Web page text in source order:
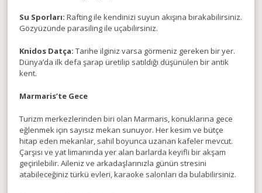
Su Sporları: Rafting ile kendinizi suyun akışına bırakabilirsiniz.
Gözyüzünde parasiling ile uçabilirsiniz.
Knidos Datça: Tarihe ilginiz varsa görmeniz gereken bir yer.
Dünya’da ilk defa şarap üretilip satıldığı düşünülen bir antik
kent.
Marmaris’te Gece
Turizm merkezlerinden biri olan Marmaris, konuklarına gece
eğlenmek için sayısız mekan sunuyor. Her kesim ve bütçe
hitap eden mekanlar, sahil boyunca uzanan kafeler mevcut.
Çarşısı ve yat limanında yer alan barlarda keyifli bir akşam
geçirilebilir. Aileniz ve arkadaşlarınızla günün stresini
atabileceğiniz türkü evleri, karaoke salonları da bulabilirsiniz.